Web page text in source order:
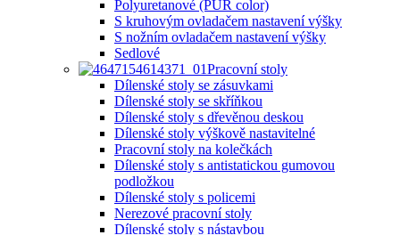
Polyuretanové (PUR color)
S kruhovým ovladačem nastavení výšky
S nožním ovladačem nastavení výšky
Sedlové
Pracovní stoly
Dílenské stoly se zásuvkami
Dílenské stoly se skříňkou
Dílenské stoly s dřevěnou deskou
Dílenské stoly výškově nastavitelné
Pracovní stoly na kolečkách
Dílenské stoly s antistatickou gumovou
podložkou
Dílenské stoly s policemi
Nerezové pracovní stoly
Dílenské stoly s nástavbou